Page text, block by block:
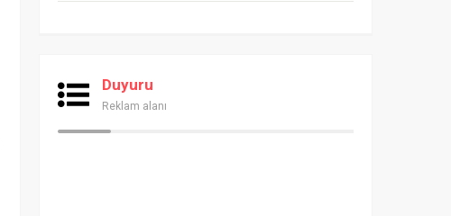
Duyuru
Reklam alanı